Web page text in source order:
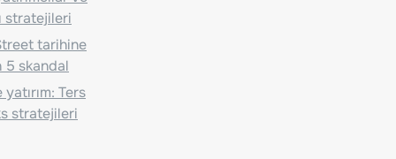
stratejileri
tarihine
5 skandal
Ters
stratejileri